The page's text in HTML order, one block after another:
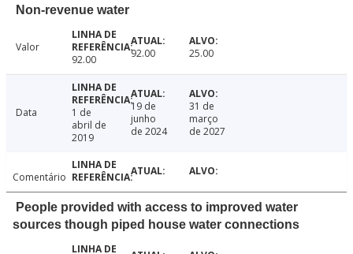
Non-revenue water
Valor
92.00
92.00 25.00
Data
1 de
abril de
2019
19 de
junho
de 2024
31 de
março
de 2027
Comentário
People provided with access to improved water
sources though piped house water connections